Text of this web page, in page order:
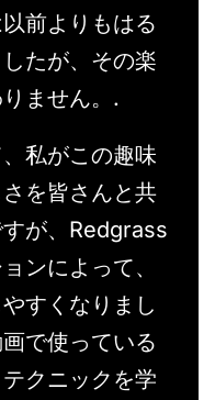
前よりもはる
たが、その楽
ません。.
私がこの趣味
を皆さんと共
が、Redgrass
ンによって、
すくなりまし
で使っている
クニックを学